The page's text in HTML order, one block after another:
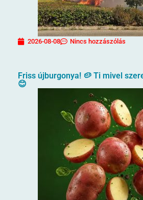
2026-08-08 Nincs hozzászólás
Friss újburgonya! 🥔 Ti mivel
😊